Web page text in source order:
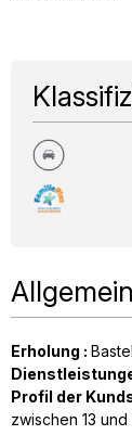
Erholung :
Profil der
zwischen 13 und